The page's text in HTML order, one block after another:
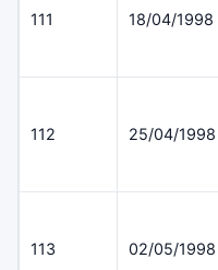
111 18/04/1998
112 25/04/1998
113 02/05/1998